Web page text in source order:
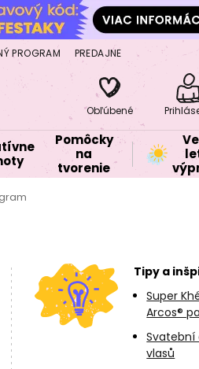
PROGRAM PREDAJNE
Obľúbené
Pomôcky
na
tvorenie
Tipy a
Super
Arcos®
Svatební
vlasů